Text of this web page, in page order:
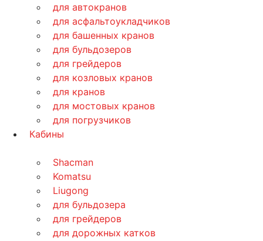
для автокранов
для асфальтоукладчиков
для башенных кранов
для бульдозеров
для грейдеров
для козловых кранов
для кранов
для мостовых кранов
для погрузчиков
Кабины
Shacman
Komatsu
Liugong
для бульдозера
для грейдеров
для дорожных катков